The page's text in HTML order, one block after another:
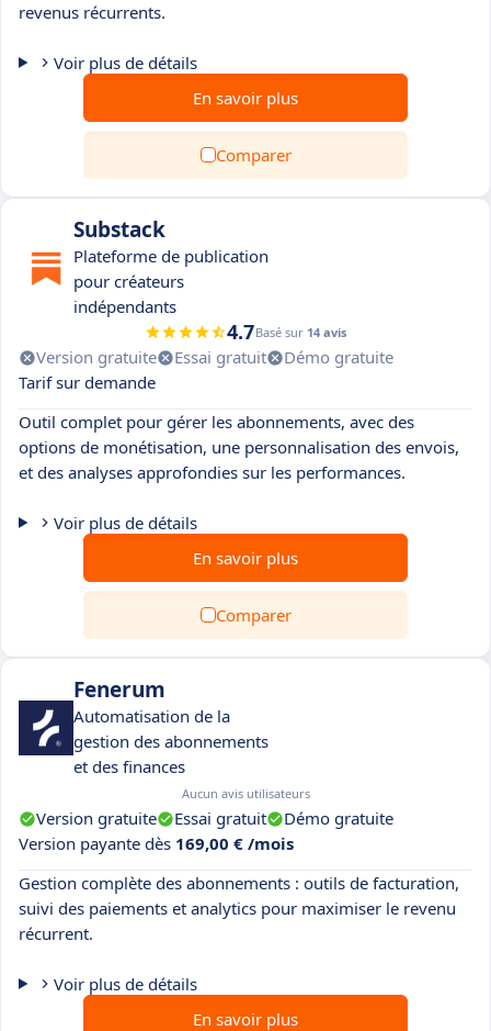
revenus récurrents.
Voir plus de détails
En savoir plus
Comparer
Substack
Plateforme de publication
pour créateurs
indépendants
4.7Basé sur 14 avis
Version gratuite Essai gratuit
Démo gratuite
Tarif sur demande
Outil complet pour gérer les abonnements, avec des
options de monétisation, une personnalisation des envois,
et des analyses approfondies sur les performances.
Voir plus de détails
En savoir plus
Comparer
Fenerum
Automatisation de la
gestion des abonnements
et des finances
Aucun avis utilisateurs
Version gratuite Essai gratuit
Démo gratuite
Version payante dès 169,00 € /mois
Gestion complète des abonnements : outils de facturation,
suivi des paiements et analytics pour maximiser le revenu
récurrent.
Voir plus de détails
En savoir plus